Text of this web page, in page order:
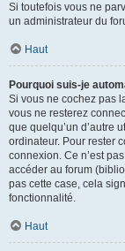
Si toutefois vous ne
un administrateur du
Haut
Pourquoi suis-je
Si vous ne cochez pas
vous ne resterez
que quelqu’un d’autre
ordinateur. Pour rester
connexion. Ce n’est
accéder au forum
pas cette case, cela
fonctionnalité.
Haut